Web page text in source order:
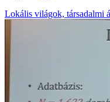
Lokális világok, társadalmi